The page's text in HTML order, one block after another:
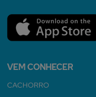
VEM CONHECER
CACHORRO